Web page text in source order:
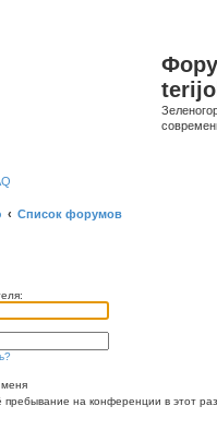
Список форумов
пребывание на конференции в этот раз